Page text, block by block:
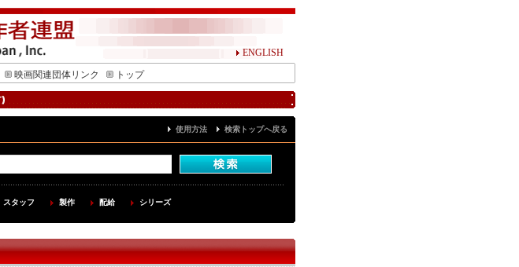
ENGLISH
映画関連団体リンク トップ
使用方法 検索トップへ戻る
スタッフ 製作 配給 シリーズ